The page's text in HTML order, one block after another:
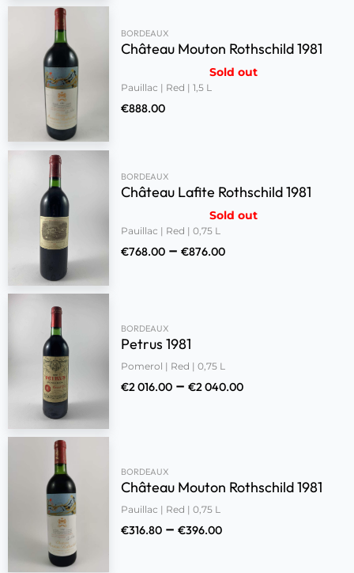
BORDEAUX
Château Mouton Rothschild 1981
Sold out
Pauillac | Red | 1,5 L
€888.00
BORDEAUX
Château Lafite Rothschild 1981
Sold out
Pauillac | Red | 0,75 L
€768.00 – €876.00
BORDEAUX
Petrus 1981
Pomerol | Red | 0,75 L
€2 016.00 – €2 040.00
BORDEAUX
Château Mouton Rothschild 1981
Pauillac | Red | 0,75 L
€316.80 – €396.00